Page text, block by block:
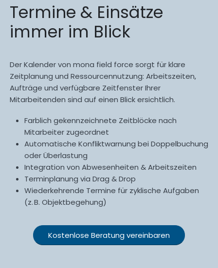
Termine & Einsätze
immer im Blick
Der Kalender von mona field force sorgt für klare
Zeitplanung und Ressourcennutzung: Arbeitszeiten,
Aufträge und verfügbare Zeitfenster Ihrer
Mitarbeitenden sind auf einen Blick ersichtlich.
Farblich gekennzeichnete Zeitblöcke nach
Mitarbeiter zugeordnet
Automatische Konfliktwarnung bei Doppelbuchung
oder Überlastung
Integration von Abwesenheiten & Arbeitszeiten
Terminplanung via Drag & Drop
Wiederkehrende Termine für zyklische Aufgaben
(z. B. Objektbegehung)
Kostenlose Beratung vereinbaren